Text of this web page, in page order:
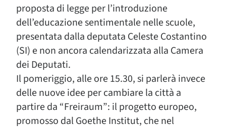
proposta di legge per l’introduzione
dell’educazione sentimentale nelle scuole,
presentata dalla deputata Celeste Costantino
(SI) e non ancora calendarizzata alla Camera
dei Deputati.
Il pomeriggio, alle ore 15.30, si parlerà invece
delle nuove idee per cambiare la città a
partire da “Freiraum”: il progetto europeo,
promosso dal Goethe Institut, che nel